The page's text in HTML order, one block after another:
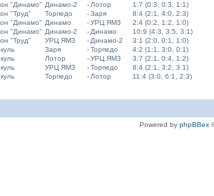
"Динамо" Динамо-2 - Лотор
1:7 (0:3, 0:3, 1:1)
"Труд" Торпедо -Заря
8:4 (2:1, 4:0, 2:3)
"Динамо" Динамо -УРЦ ЯМЗ
2:4 (0:2, 1:2, 1:0)
"Динамо" Динамо-2 - Динамо
10:9 (4:3, 3:5, 3:1)
"Труд" УРЦ ЯМЗ - Динамо-2
3:1 (2:0, 0:1, 1:0)
Заря -Торпедо
4:2 (1:1, 3:0, 0:1)
Лотор -УРЦ ЯМЗ
3:7 (2:1, 0:4, 1:2)
УРЦ ЯМЗ -Торпедо
8:4 (2:1, 3:2, 3:1)
Торпедо - Лотор 11:4 (3:0, 6:1, 2:3)
Powered by phpBBex